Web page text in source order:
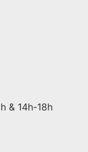
& 14h-18h